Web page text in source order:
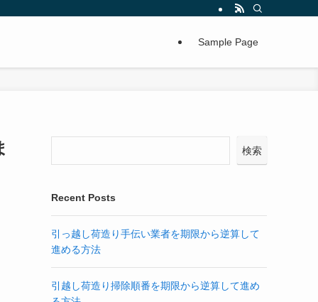
Sample Page
検索
Recent Posts
引っ越し荷造り手伝い業者を期限から逆算して
進める方法
引越し荷造り掃除順番を期限から逆算して進め